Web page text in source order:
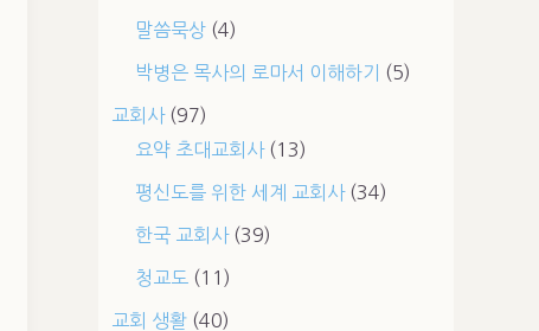
말씀묵상(4)
박병은 목사의 로마서 이해하기 (5)
교회사(97)
요약 초대교회사(13)
평신도를 위한 세계 교회사(34)
한국 교회사(39)
청교도 (11)
교회 생활(40)